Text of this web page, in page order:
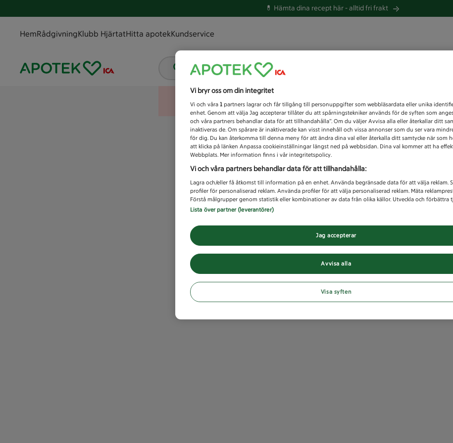
💊 Hämta dina recept här -alltid fri frakt
HemRådgivningKlubb HjärtatHitta apotekKundservice
Vad letar du efter idag?
Unknown error
Vi bryr oss om din integritet
Vi och våra 1 partners lagrar och får tillgång till personuppgifter som webbläsardata eller unika
enhet. Genom att välja Jag accepterar tillåter du att spårningstekniker används för de syften som
och våra partners behandlar data för att tillhandahålla”. Om du väljer Avvisa alla eller återkallar ditt
inaktiveras de. Om spårare är inaktiverade kan visst innehåll och vissa annonser som du ser vara
för dig. Du kan återkomma till denna meny för att ändra dina val eller återkalla ditt samtycke när som
att klicka på länken Anpassa cookieinställningar längst ned på webbsidan. Dina val kommer att ha
Webbplats. Mer information finns i vår integritetspolicy.
Vi och våra partners behandlar data för att tillhandahålla:
Lagra och/eller få åtkomst till information på en enhet. Använda begränsade data för att välja reklam.
profiler för personaliserad reklam. Använda profiler för att välja personaliserad reklam. Mäta
Förstå målgrupper genom statistik eller kombinationer av data från olika källor. Utveckla och förbättra
Lista över partner (leverantörer)
Avvisa alla
Jag accepterar
Visa syften